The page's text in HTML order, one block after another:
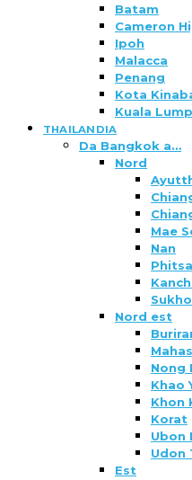
Batam
Cameron
Ipoh
Malacca
Penang
Kota
Kuala
THAILANDIA
Da Bangkok a…
Nord
Mae
Nan
Nord est
Nong
Khao
Khon
Korat
Ubon
Udon
Est